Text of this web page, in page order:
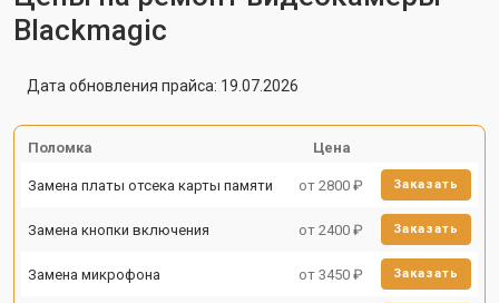
Blackmagic
Дата обновления прайса: 19.07.2026
Поломка Цена
Замена платы отсека карты памяти от 2800 ₽ Заказать
Замена кнопки включения от 2400 ₽ Заказать
Замена микрофона от 3450 ₽ Заказать